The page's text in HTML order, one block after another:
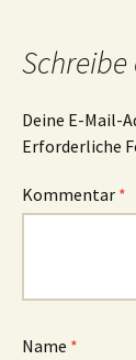
Deine E-Mail-
Erforderliche
Kommentar *
Name *